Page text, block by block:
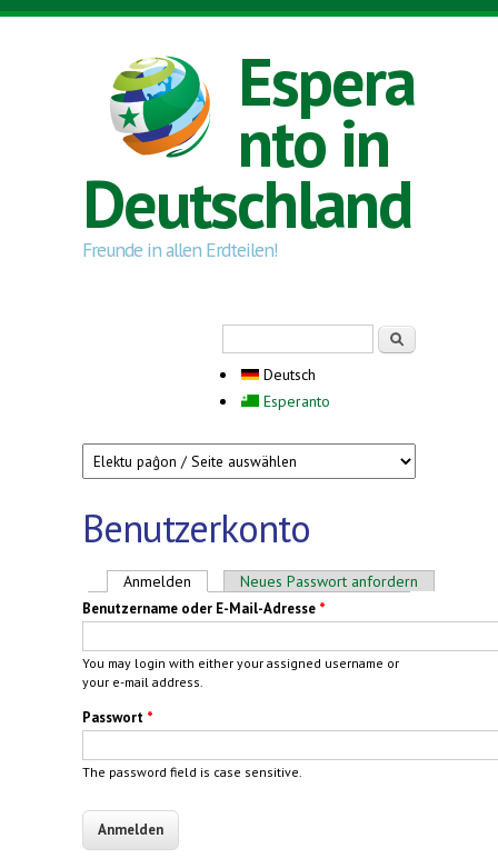
Direkt zum Inhalt
Espera
nto in
Deutschland
Freunde in allen Erdteilen!
Deutsch
Esperanto
Benutzerkonto
Haupt-Reiter
Anmelden (aktiver Reiter)
Neues Passwort anfordern
Benutzername oder E-Mail-Adresse *
You may login with either your assigned username or
your e-mail address.
Passwort *
The password field is case sensitive.